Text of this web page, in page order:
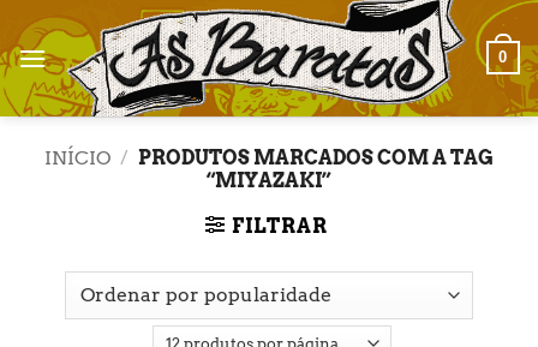
to
content
0
INÍCIO / PRODUTOS MARCADOS COM A TAG
“MIYAZAKI”
FILTRAR